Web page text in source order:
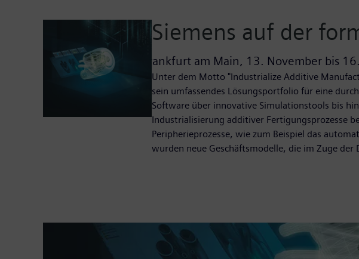
Siemens auf der
Frankfurt am Main, 13. November bis
Unter dem Motto "Industrialize Additive
sein umfassendes Lösungsportfolio für eine
Software über innovative Simulationstools bis
Industrialisierung additiver Fertigungsprozesse
Peripherieprozesse, wie zum Beispiel das
wurden neue Geschäftsmodelle, die im Zuge